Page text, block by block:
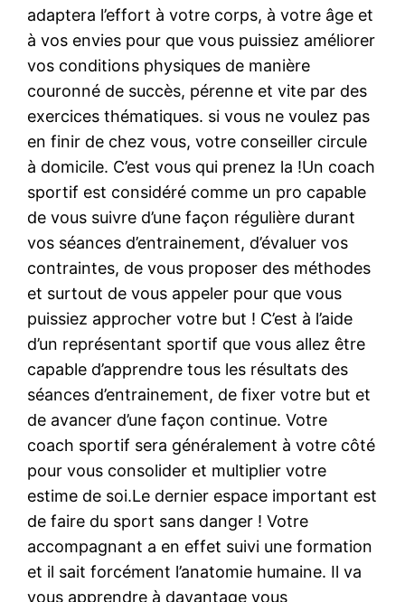
adaptera l’effort à votre corps, à votre âge et
à vos envies pour que vous puissiez améliorer
vos conditions physiques de manière
couronné de succès, pérenne et vite par des
exercices thématiques. si vous ne voulez pas
en finir de chez vous, votre conseiller circule
à domicile. C’est vous qui prenez la !Un coach
sportif est considéré comme un pro capable
de vous suivre d’une façon régulière durant
vos séances d’entrainement, d’évaluer vos
contraintes, de vous proposer des méthodes
et surtout de vous appeler pour que vous
puissiez approcher votre but ! C’est à l’aide
d’un représentant sportif que vous allez être
capable d’apprendre tous les résultats des
séances d’entrainement, de fixer votre but et
de avancer d’une façon continue. Votre
coach sportif sera généralement à votre côté
pour vous consolider et multiplier votre
estime de soi.Le dernier espace important est
de faire du sport sans danger ! Votre
accompagnant a en effet suivi une formation
et il sait forcément l’anatomie humaine. Il va
vous apprendre à davantage vous